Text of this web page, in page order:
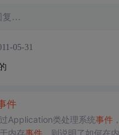
复…
05-31
件
Application类处理系统事件
内存事件，则说明了如何在